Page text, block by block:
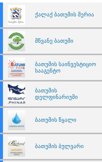
ქალაქ ბათუმის მერია
მწვანე ბათუმი
ბათუმის საინვესტიციო
სააგენტო
ბათუმის
დელფინარიუმი
ბათუმის წყალი
ბათუმის ბულვარი